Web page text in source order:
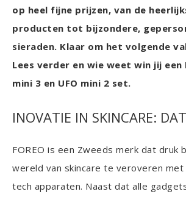
op heel fijne prijzen, van de
producten tot bijzondere,
sieraden. Klaar om het volgende
Lees verder en wie weet win jij een
mini 3 en UFO mini 2 set.
INOVATIE IN SKINCARE:
FOREO is een Zweeds merk dat druk
wereld van skincare te veroveren met
tech apparaten. Naast dat alle